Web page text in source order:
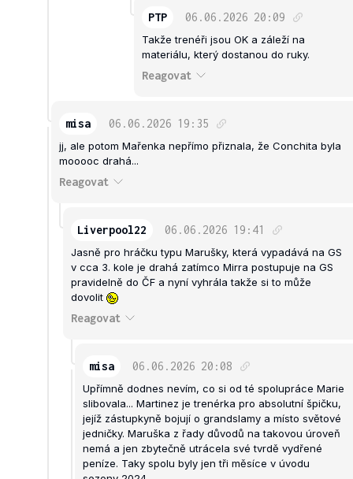
PTP 06.06.2026 20:09
Takže trenéři jsou OK a záleží na
materiálu, který dostanou do ruky.
Reagovat
misa 06.06.2026 19:35
jj, ale potom Mařenka nepřímo přiznala, že Conchita byla
mooooc drahá...
Reagovat
Liverpool22 06.06.2026 19:41
Jasně pro hráčku typu Marušky, která vypadává na GS
v cca 3. kole je drahá zatímco Mirra postupuje na GS
pravidelně do ČF a nyní vyhrála takže si to může
dovolit
Reagovat
misa 06.06.2026 20:08
Upřímně dodnes nevím, co si od té spolupráce Marie
slibovala... Martinez je trenérka pro absolutní špičku,
jejíž zástupkyně bojují o grandslamy a místo světové
jedničky. Maruška z řady důvodů na takovou úroveň
nemá a jen zbytečně utrácela své tvrdě vydřené
peníze. Taky spolu byly jen tři měsíce v úvodu